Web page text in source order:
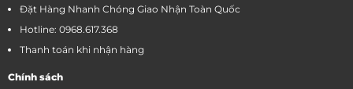
Đặt Hàng Nhanh Chóng Giao Nhận Toàn Quốc
Hotline: 0968.617.368
Thanh toán khi nhận hàng
Chính sách